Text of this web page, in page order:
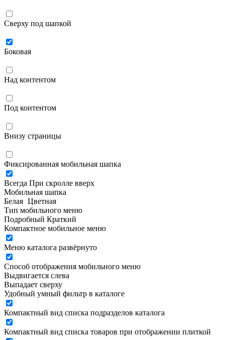
Сверху под шапкой
Боковая
Над контентом
Под контентом
Внизу страницы
Фиксированная мобильная шапка
Всегда При скролле вверх
Мобильная шапка
Белая Цветная
Тип мобильного меню
Подробный Краткий
Компактное мобильное меню
Меню каталога развёрнуто
Способ отображения мобильного меню
Выдвигается слева
Выпадает сверху
Удобный умный фильтр в каталоге
Компактный вид списка подразделов каталога
Компактный вид списка товаров при отображении плиткой